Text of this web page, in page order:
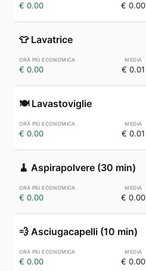
€ 0.00 € 0.00
👕 Lavatrice
€ 0.00 € 0.01
🍽️ Lavastoviglie
€ 0.00 € 0.01
🧹 Aspirapolvere (30 min)
€ 0.00 € 0.00
💨 Asciugacapelli (10 min)
€ 0.00 € 0.00